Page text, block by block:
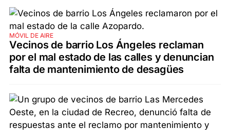
MÓVIL DE AIRE
Vecinos de barrio Los Ángeles reclaman
por el mal estado de las calles y denuncian
falta de mantenimiento de desagües